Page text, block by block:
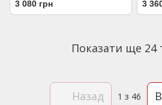
3 080 грн 3
Показати ще 24
Назад 1 з 46